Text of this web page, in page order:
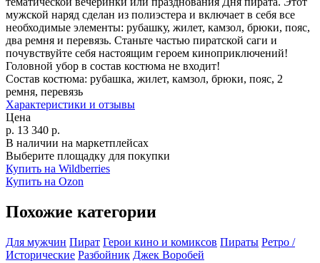
мужской наряд сделан из полиэстера и включает в себя все
необходимые элементы: рубашку, жилет, камзол, брюки, пояс,
два ремня и перевязь. Станьте частью пиратской саги и
почувствуйте себя настоящим героем киноприключений!
Головной убор в состав костюма не входит!
Состав костюма: рубашка, жилет, камзол, брюки, пояс, 2
ремня, перевязь
Характеристики и отзывы
Цена
р. 13 340 р.
В наличии на маркетплейсах
Выберите площадку для покупки
Купить на Wildberries
Купить на Ozon
Похожие категории
Для мужчин Пират Герои кино и комиксов Пираты Ретро /
Исторические Разбойник Джек Воробей